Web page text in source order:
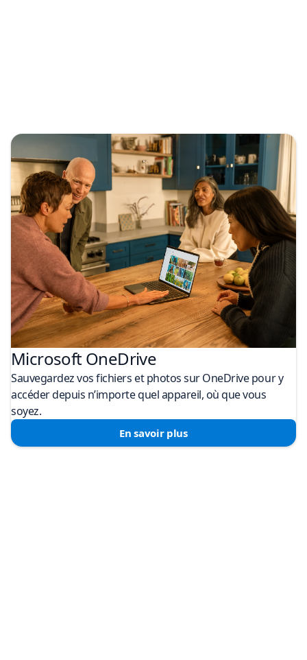
Microsoft OneDrive
Sauvegardez vos fichiers et photos sur OneDrive pour y
accéder depuis n’importe quel appareil, où que vous
soyez.
En savoir plus